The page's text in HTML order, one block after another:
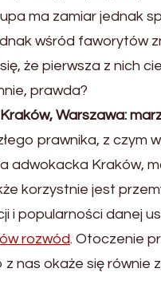
ma zamiar jednak
wśród faworytów
że pierwsza z nich
prawda?
Warszawa:
prawnika, z czym
adwokacka Kraków,
korzystnie jest
i popularności danej
rozwód. Otoczenie
nas okaże się równie